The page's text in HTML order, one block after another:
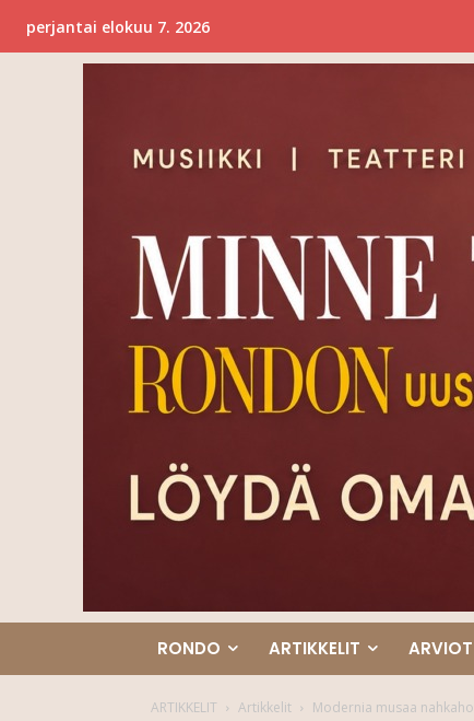
perjantai elokuu 7. 2026
RONDO ARTIKKELIT ARVIOT
ARTIKKELIT Artikkelit Modernia musaa